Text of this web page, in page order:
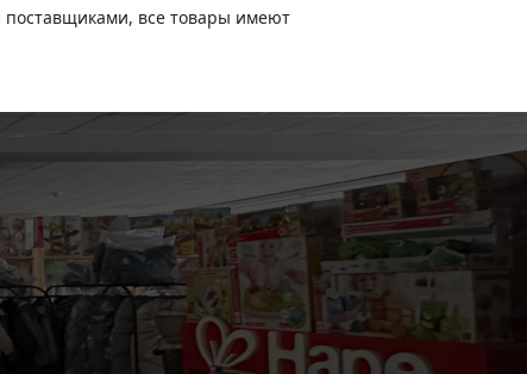
все товары имеют